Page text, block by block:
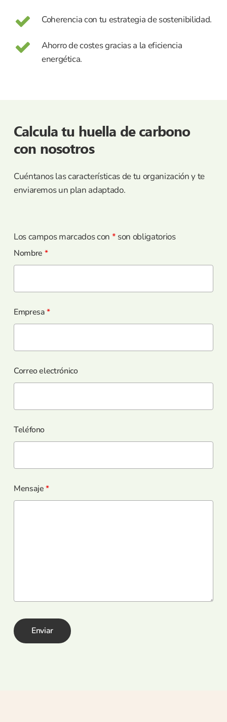
Coherencia con tu estrategia de sostenibilidad.
Ahorro de costes gracias a la eficiencia
energética.
Calcula tu huella de carbono
con nosotros
Cuéntanos las características de tu organización y te
enviaremos un plan adaptado.
Los campos marcados con * son obligatorios
Nombre *
Empresa*
Correo electrónico
Teléfono
Mensaje*